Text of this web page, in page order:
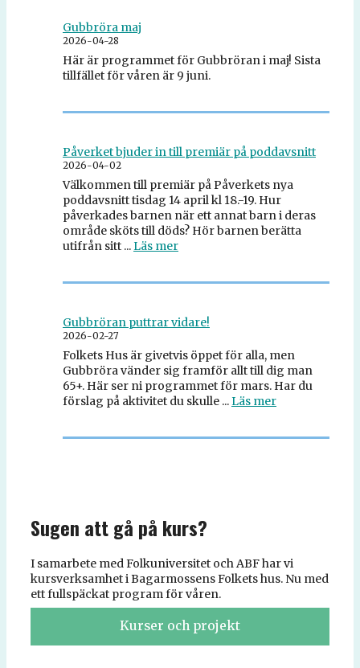
Gubbröra maj
2026-04-28
Här är programmet för Gubbröran i maj! Sista
tillfället för våren är 9 juni.
Påverket bjuder in till premiär på poddavsnitt
2026-04-02
Välkommen till premiär på Påverkets nya
poddavsnitt tisdag 14 april kl 18.-19. Hur
påverkades barnen när ett annat barn i deras
område sköts till döds? Hör barnen berätta
utifrån sitt ...Läs mer
Gubbröran puttrar vidare!
2026-02-27
Folkets Hus är givetvis öppet för alla, men
Gubbröra vänder sig framför allt till dig man
65+. Här ser ni programmet för mars. Har du
förslag på aktivitet du skulle ...Läs mer
Sugen att gå på kurs?
I samarbete med Folkuniversitet och ABF har vi
kursverksamhet i Bagarmossens Folkets hus. Nu med
ett fullspäckat program för våren.
Kurser och projekt